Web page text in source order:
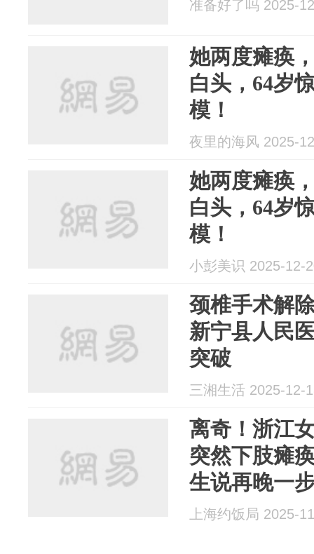
准备好了吗 2025-
她两度瘫痪
白头，64岁
模！
夜里的海风 2025-
她两度瘫痪
白头，64岁
模！
小彭美识 2025-12-
颈椎手术解
新宁县人民
突破
三湘生活 2025-12-
离奇！浙江
突然下肢瘫
生说再晚一
多人都不当
上海约饭局 2025-